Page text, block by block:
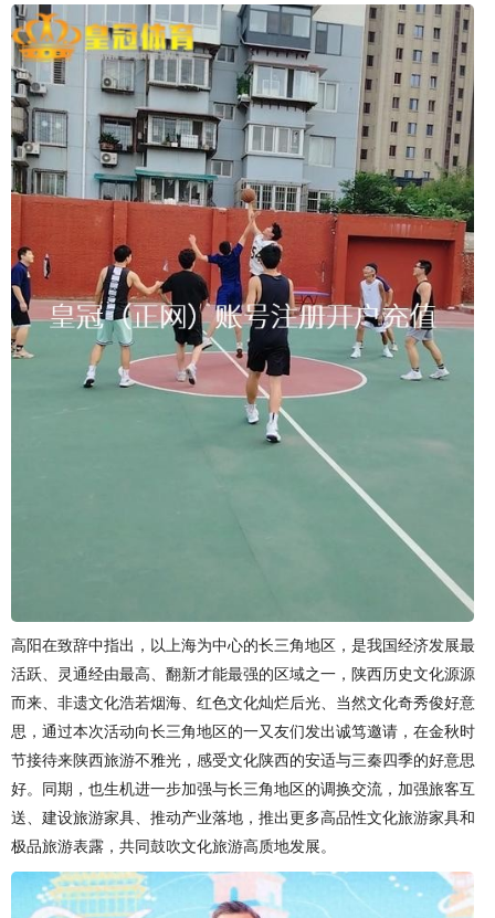
高阳在致辞中指出，以上海为中心的长三角地区，是我国经济发展最
活跃、灵通经由最高、翻新才能最强的区域之一，陕西历史文化源源
而来、非遗文化浩若烟海、红色文化灿烂后光、当然文化奇秀俊好意
思，通过本次活动向长三角地区的一又友们发出诚笃邀请，在金秋时
节接待来陕西旅游不雅光，感受文化陕西的安适与三秦四季的好意思
好。同期，也生机进一步加强与长三角地区的调换交流，加强旅客互
送、建设旅游家具、推动产业落地，推出更多高品性文化旅游家具和
极品旅游表露，共同鼓吹文化旅游高质地发展。